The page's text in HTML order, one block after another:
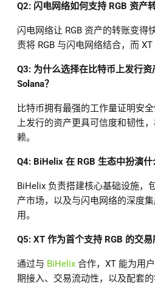
Q2: 闪电网络如何支持 RGB 资产
闪电网络让 RGB 资产的转账变得
责将 RGB 与闪电网络结合，而
Q3: 为什么选择在比特币上发行
Solana？
比特币拥有最强的工作量证明安
上发行的资产更具可信度和韧性
赖。
Q4: BiHelix 在 RGB 生态中扮演什
BiHelix 负责搭建核心基础设施，
产市场，以及与闪电网络的深度
用。
Q5: XT 作为首个支持 RGB 的交易
通过与 BiHelix 合作，XT 能为用
期接入、交易流动性，以及配套的